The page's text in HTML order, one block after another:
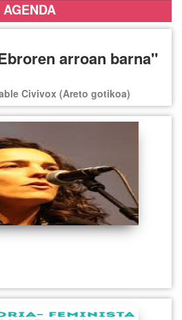
AGENDA
arroan barna"
Civivox (Areto gotikoa)